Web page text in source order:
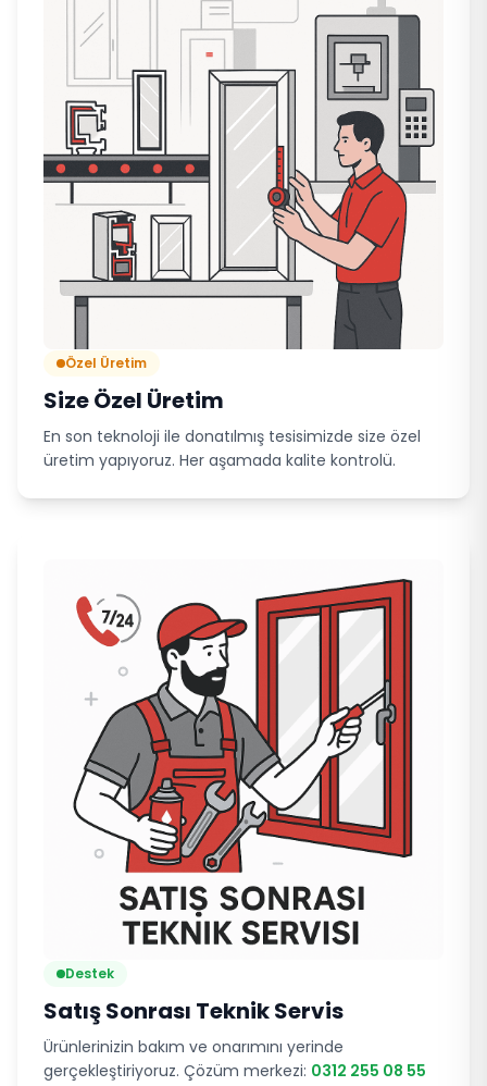
Özel Üretim
Size Özel Üretim
En son teknoloji ile donatılmış tesisimizde size özel
üretim yapıyoruz. Her aşamada kalite kontrolü.
Destek
Satış Sonrası Teknik Servis
Ürünlerinizin bakım ve onarımını yerinde
gerçekleştiriyoruz. Çözüm merkezi: 0312 255 08 55